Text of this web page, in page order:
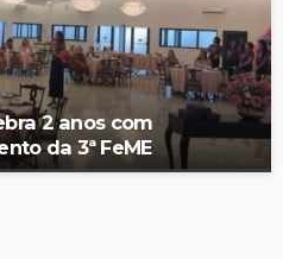
2 anos com
da 3ª FeME